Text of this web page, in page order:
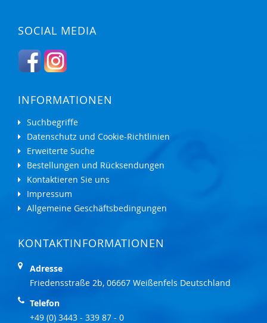
SOCIAL MEDIA
INFORMATIONEN
Suchbegriffe
Datenschutz und Cookie-Richtlinien
Erweiterte Suche
Bestellungen und Rücksendungen
Kontaktieren Sie uns
Impressum
Allgemeine Geschäftsbedingungen
KONTAKTINFORMATIONEN
Adresse
Friedensstraße 2b, 06667 Weißenfels Deutschland
Telefon
+49 (0) 3443 - 339 87 - 0